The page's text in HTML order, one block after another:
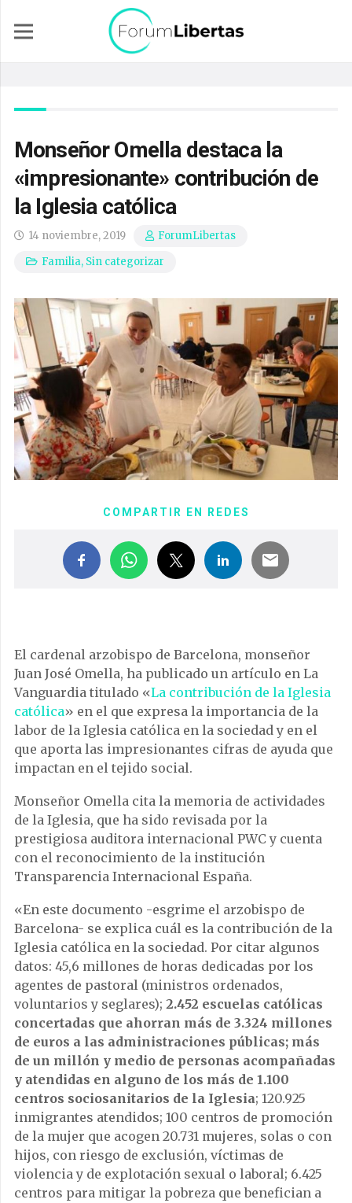
Monseñor Omella destaca la
«impresionante» contribución de
la Iglesia católica
14 noviembre, 2019
ForumLibertas
Familia, Sin categorizar
COMPARTIR EN REDES
El cardenal arzobispo de Barcelona, monseñor
Juan José Omella, ha publicado un artículo en La
Vanguardia titulado «La contribución de la Iglesia
católica» en el que expresa la importancia de la
labor de la Iglesia católica en la sociedad y en el
que aporta las impresionantes cifras de ayuda que
impactan en el tejido social.
Monseñor Omella cita la memoria de actividades
de la Iglesia, que ha sido revisada por la
prestigiosa auditora internacional PWC y cuenta
con el reconocimiento de la institución
Transparencia Internacional España.
«En este documento -esgrime el arzobispo de
Barcelona- se explica cuál es la contribución de la
Iglesia católica en la sociedad. Por citar algunos
datos: 45,6 millones de horas dedicadas por los
agentes de pastoral (ministros ordenados,
voluntarios y seglares); 2.452 escuelas católicas
concertadas que ahorran más de 3.324 millones
de euros a las administraciones públicas; más
de un millón y medio de personas acompañadas
y atendidas en alguno de los más de 1.100
centros sociosanitarios de la Iglesia; 120.925
inmigrantes atendidos; 100 centros de promoción
de la mujer que acogen 20.731 mujeres, solas o con
hijos, con riesgo de exclusión, víctimas de
violencia y de explotación sexual o laboral; 6.425
centros para mitigar la pobreza que benefician a